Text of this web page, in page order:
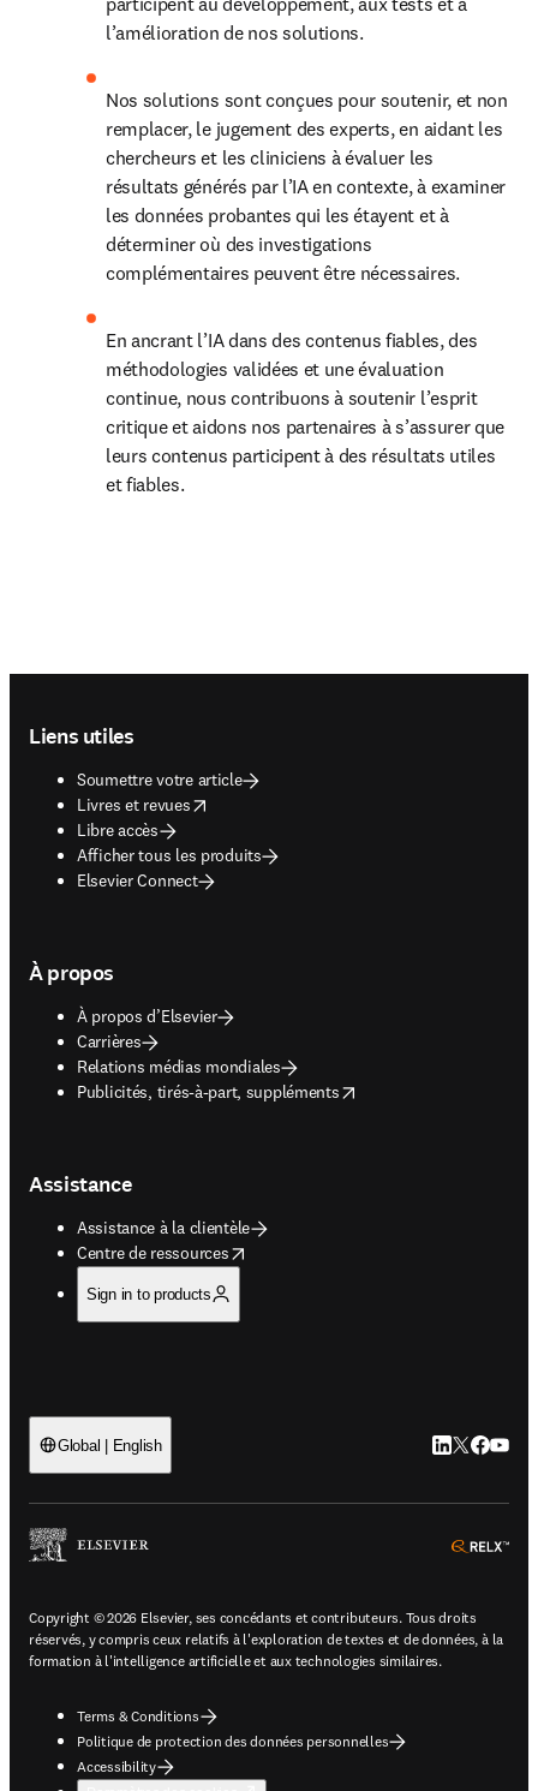
l’amélioration de nos solutions.
Nos solutions sont conçues pour soutenir, et non
remplacer, le jugement des experts, en aidant les
chercheurs et les cliniciens à évaluer les
résultats générés par l’IA en contexte, à examiner
les données probantes qui les étayent et à
déterminer où des investigations
complémentaires peuvent être nécessaires.
En ancrant l’IA dans des contenus fiables, des
méthodologies validées et une évaluation
continue, nous contribuons à soutenir l’esprit
critique et aidons nos partenaires à s’assurer que
leurs contenus participent à des résultats utiles
et fiables.
Liens utiles
Soumettre votre article
Livres et revues
opens in new tab/window
Libre accès
Afficher tous les produits
Elsevier Connect
À propos
À propos d’Elsevier
Carrières
Relations médias mondiales
Publicités, tirés-à-part, suppléments
opens in new tab/window
Assistance
Assistance à la clientèle
Centre de ressources
opens in new tab/window
Sign in to products
Global | English LinkedIn
Twitter
Copyright © 2026 Elsevier, ses concédants et contributeurs. Tous droits
réservés, y compris ceux relatifs à l'exploration de textes et de données, à la
formation à l'intelligence artificielle et aux technologies similaires.
Terms & Conditions
Politique de protection des données personnelles
Accessibility